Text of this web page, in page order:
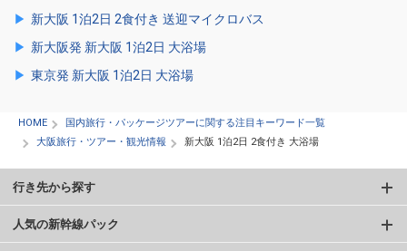
新大阪 1泊2日 2食付き 送迎マイクロバス
新大阪発 新大阪 1泊2日 大浴場
東京発 新大阪 1泊2日 大浴場
HOME
国内旅行・パッケージツアーに関する注目キーワード一覧
大阪旅行・ツアー・観光情報
新大阪 1泊2日 2食付き 大浴場
行き先から探す
人気の新幹線パック